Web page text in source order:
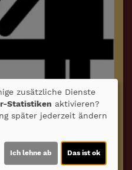
zusätzliche Dienste
Statistiken aktivieren?
später jederzeit ändern
Ich lehne ab Das ist ok